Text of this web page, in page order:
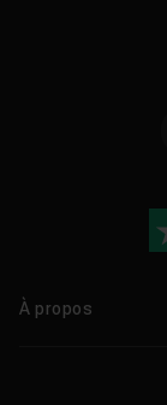
À propos